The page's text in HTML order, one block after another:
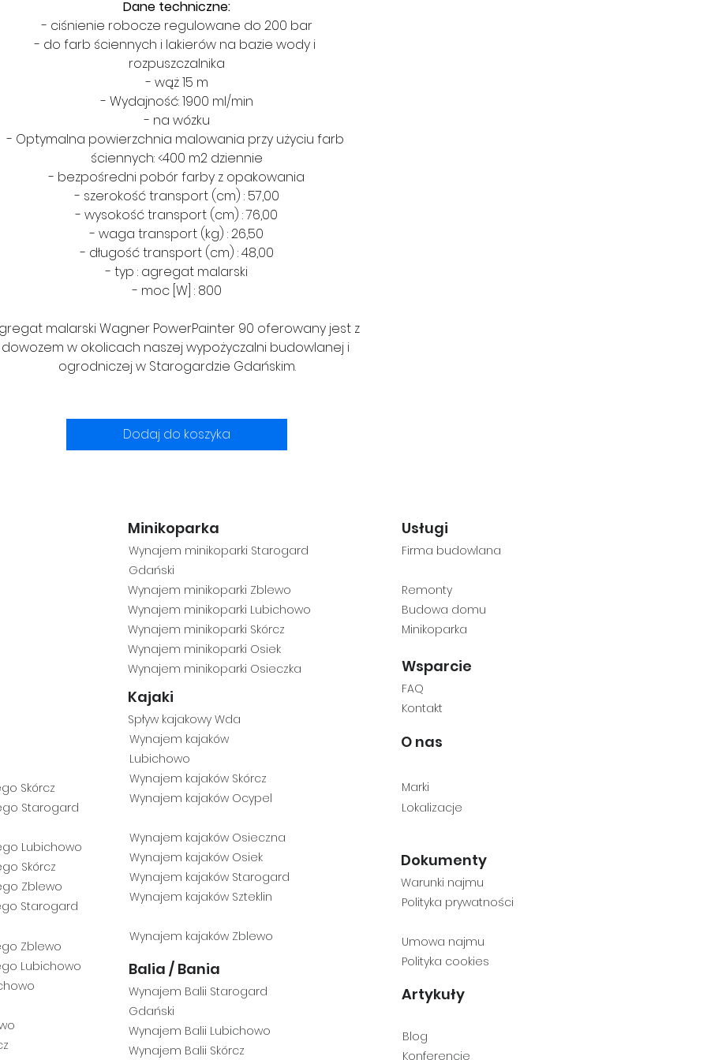
Dane techniczne:
- ciśnienie robocze regulowane do 200 bar
- do farb ściennych i lakierów na bazie wody i
rozpuszczalnika
- wąż 15 m
- Wydajność: 1900 ml/min
- na wózku
- Optymalna powierzchnia malowania przy użyciu farb
ściennych: <400 m2 dziennie
- bezpośredni pobór farby z opakowania
- szerokość transport (cm) : 57,00
- wysokość transport (cm) : 76,00
- waga transport (kg) : 26,50
- długość transport (cm) : 48,00
- typ : agregat malarski
- moc [W] : 800
malarski Wagner PowerPainter 90 oferowany jest z
dowozem w okolicach naszej wypożyczalni budowlanej i
ogrodniczej w Starogardzie Gdańskim.
Dodaj do koszyka
Minikoparka
Wynajem minikoparki Starogard
Gdański
Wynajem minikoparki Zblewo
Wynajem minikoparki Lubichowo
Wynajem minikoparki Skórcz
Wynajem minikoparki Osiek
Wynajem minikoparki Osieczka
Kajaki
Skórcz
Starogard
Lubichowo
Skórcz
Zblewo
Starogard
Zblewo
Lubichowo
Spływ kajakowy Wda
Wynajem kajaków
Lubichowo
Wynajem kajaków Skórcz
Wynajem kajaków Ocypel
Wynajem kajaków Osieczna
Wynajem kajaków Osiek
Wynajem kajaków Starogard
Wynajem kajaków Szteklin
Wynajem kajaków Zblewo
Balia / Bania
Wynajem Balii Starogard
Gdański
Wynajem Balii Lubichowo
Wynajem Balii Skórcz
Usługi
Firma budowlana
Remonty
Budowa domu
Minikoparka
Wsparcie
FAQ
Kontakt
O nas
Marki
Lokalizacje
Dokumenty
Warunki najmu
Polityka prywatności
Umowa najmu
Polityka cookies
Artykuły
Blog
Konferencje